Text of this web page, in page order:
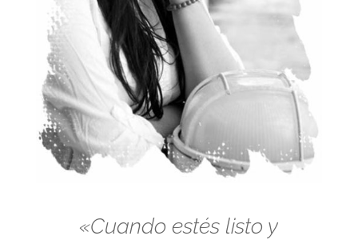
«Cuando estés listo y